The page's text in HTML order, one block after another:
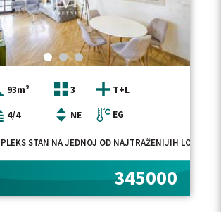
93m² 3
T+L
4/4
NE EG
STAN NA JEDNOJ OD NAJTRAŽENIJIH
345000